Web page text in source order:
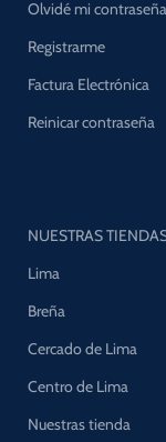
Olvidé mi contraseña
Registrarme
Factura Electrónica
Reinicar contraseña
NUESTRAS
Lima
Breña
Cercado de Lima
Centro de Lima
Nuestras tienda